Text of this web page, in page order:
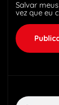
Salvar
vez que eu